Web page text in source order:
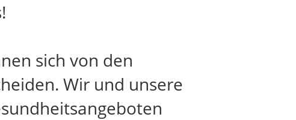
sich von den
Wir und unsere